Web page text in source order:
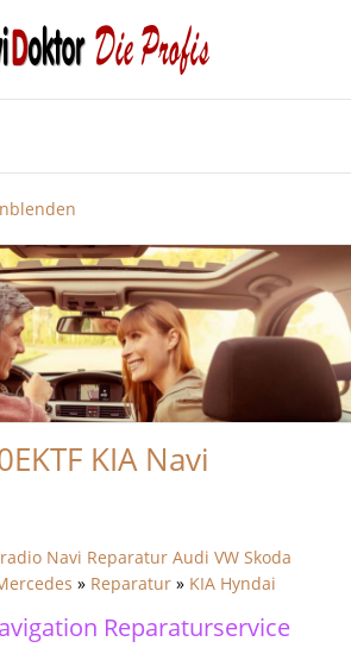
KIA Navi
Navi Reparatur Audi VW Skoda
» Reparatur » KIA Hyndai
Reparaturservice